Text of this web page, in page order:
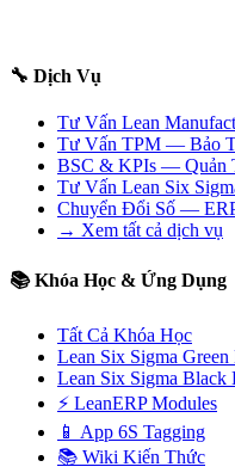
🔧 Dịch Vụ
Tư Vấn Lean
Tư Vấn TPM — Bảo
BSC & KPIs — Quản
Tư Vấn Lean Six
Chuyển Đổi Số —
→ Xem tất cả dịch vụ
📚 Khóa Học & Ứng Dụng
Tất Cả Khóa Học
Lean Six Sigma Green
Lean Six Sigma Black
⚡ LeanERP Modules
📱 App 6S Tagging
📚 Wiki Kiến Thức